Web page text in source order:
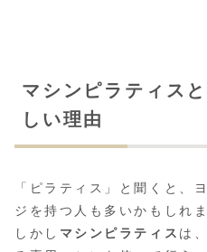
マシンピラティス
しい理由
「ピラティス」と聞くと、
ジを持つ人も多いかもしれま
しかし マシンピラティス は